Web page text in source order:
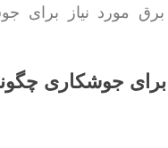
مورد نیاز برای
برای جوشکاری